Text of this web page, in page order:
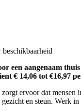
een aangenaam
€ 14,06 tot €16,97
ervoor dat
en steun. Werk